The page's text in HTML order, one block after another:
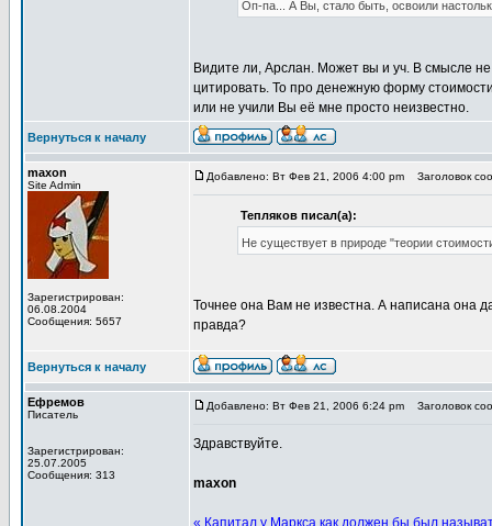
Оп-па... А Вы, стало быть, освоили
Видите ли, Арслан. Может вы и уч. В смысле
цитировать. То про денежную форму
или не учили Вы её мне просто неизвестно.
Вернуться к началу
maxon
Site Admin
Зарегистрирован:
06.08.2004
Сообщения: 5657
Добавлено: Вт Фев 21, 2006 4:00 pm Заголовок
Тепляков писал(а):
Не существует в природе "теории
Точнее она Вам не известна. А написана она
правда?
Вернуться к началу
Ефремов
Писатель
Зарегистрирован:
25.07.2005
Сообщения: 313
Добавлено: Вт Фев 21, 2006 6:24 pm Заголовок
Здравствуйте.
maxon
« Капитал у Маркса как должен бы был